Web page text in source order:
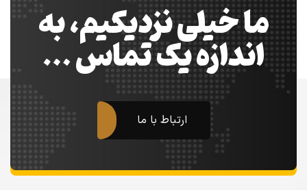
ما خیلی نزدیکیم، به
اندازه یک تماس …
ارتباط با ما